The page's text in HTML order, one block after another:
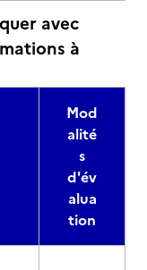
avec
à
Mod
alité
s
d'év
alua
tion